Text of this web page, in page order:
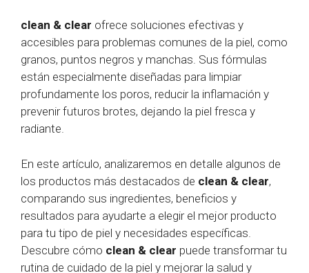
clean & clear ofrece soluciones efectivas y
accesibles para problemas comunes de la piel, como
granos, puntos negros y manchas. Sus fórmulas
están especialmente diseñadas para limpiar
profundamente los poros, reducir la inflamación y
prevenir futuros brotes, dejando la piel fresca y
radiante.
En este artículo, analizaremos en detalle algunos de
los productos más destacados de clean & clear,
comparando sus ingredientes, beneficios y
resultados para ayudarte a elegir el mejor producto
para tu tipo de piel y necesidades específicas.
Descubre cómo clean & clear puede transformar tu
rutina de cuidado de la piel y mejorar la salud y